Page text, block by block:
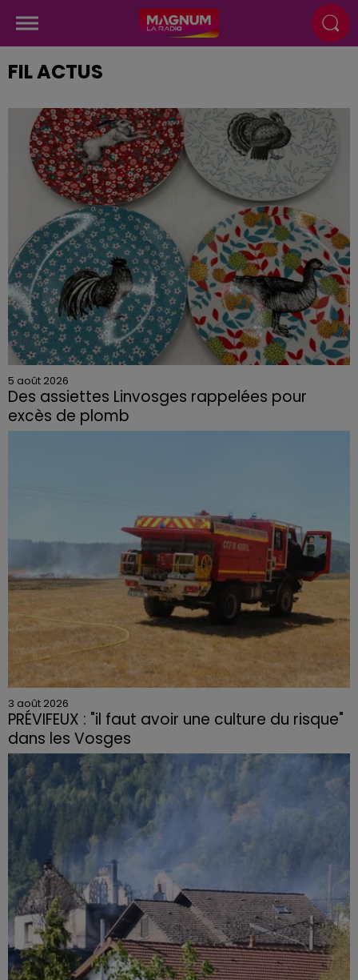
FIL ACTUS
5 août 2026
Des assiettes Linvosges rappelées pour
excès de plomb
Du plomb a été détecté dans deux assiettes en
3 août 2026
PRÉVIFEUX : "il faut avoir une culture du risque"
dans les Vosges